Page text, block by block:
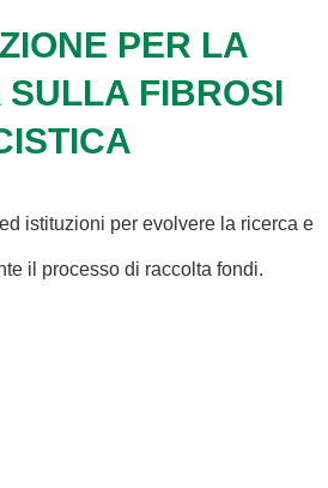
PER LA
SULLA FIBROSI
istituzioni per evolvere la ricerca e
il processo di raccolta fondi.